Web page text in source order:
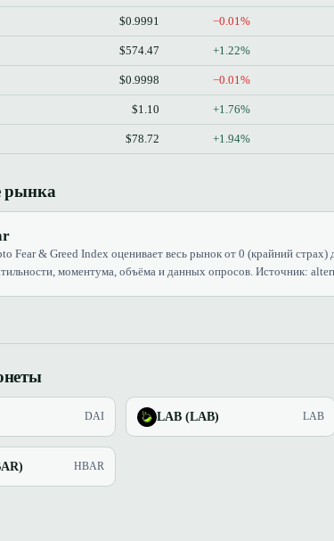
$0.9991 −0.01%
$574.47 +1.22%
$0.9998 −0.01%
$1.10 +1.76%
$78.72 +1.94%
рынка
Fear & Greed Index оценивает весь рынок от 0 (крайний страх)
моментума, объёма и данных опросов. Источник:
DAI LAB (LAB) LAB
HBAR